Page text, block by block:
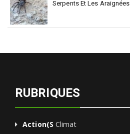
Serpents Et Les Araignées
RUBRIQUES
Action(s Climat